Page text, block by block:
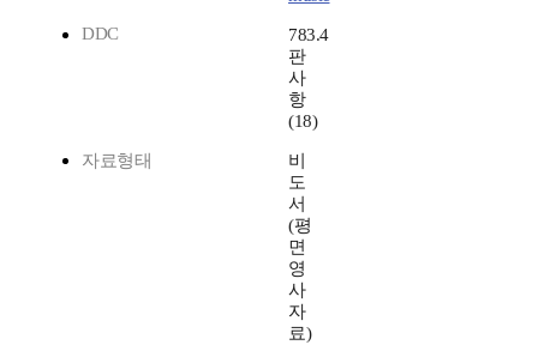
DDC
783.4
판
사
항
(18)
자료형태
비
도
서
(평
면
영
사
자
료)